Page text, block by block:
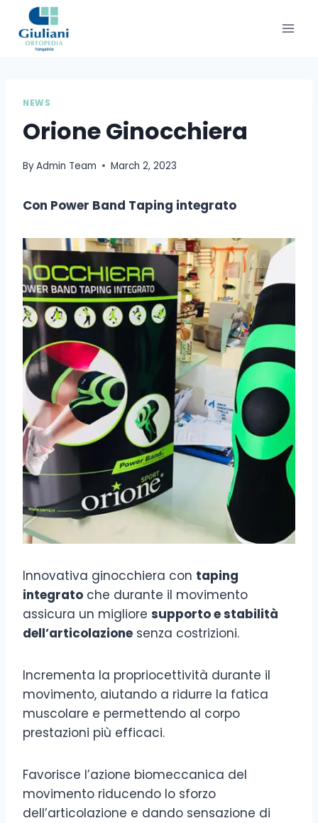
NEWS
Orione Ginocchiera
ByAdmin Team March 2, 2023
Con Power Band Taping integrato
Innovativa ginocchiera con taping
integrato che durante il movimento
assicura un migliore supporto e stabilità
dell’articolazione senza costrizioni.
Incrementa la propriocettività durante il
movimento, aiutando a ridurre la fatica
muscolare e permettendo al corpo
prestazioni più efficaci.
Favorisce l’azione biomeccanica del
movimento riducendo lo sforzo
dell’articolazione e dando sensazione di